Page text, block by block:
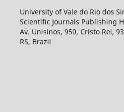
University of Vale do Rio dos
Scientific Journals Publishing
Av. Unisinos, 950, Cristo Rei,
RS, Brazil